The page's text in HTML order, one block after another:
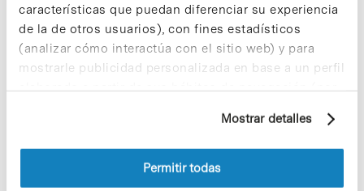
características que puedan diferenciar su experiencia
de la de otros usuarios), con fines estadísticos
(analizar cómo interactúa con el sitio web) y para
mostrarle publicidad personalizada en base a un perfil
elaborado a partir de sus hábitos de navegación (por
información sobre las cookies puede consultar
la Política de cookies del sitio web.
Mostrar detalles
Permitir todas
las células madre